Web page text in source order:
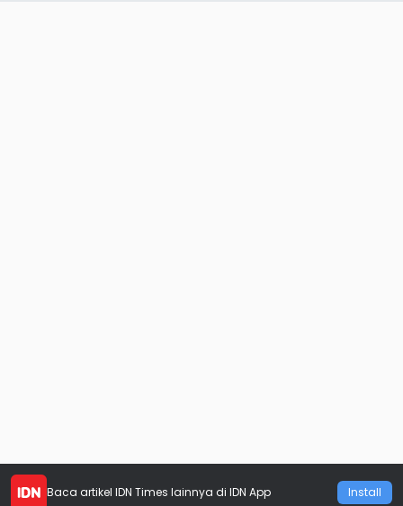
Baca artikel IDN Times lainnya di IDN App Install